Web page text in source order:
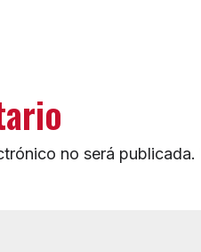
no será publicada.